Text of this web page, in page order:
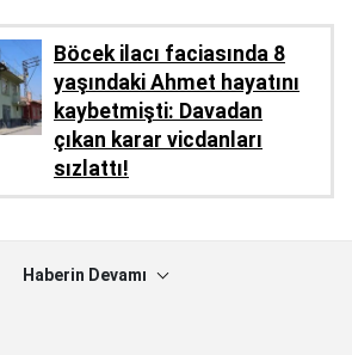
Böcek ilacı faciasında 8
yaşındaki Ahmet hayatını
kaybetmişti: Davadan
çıkan karar vicdanları
sızlattı!
Haberin Devamı